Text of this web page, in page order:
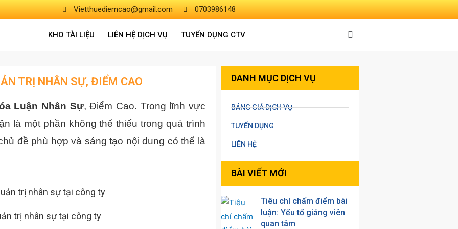
Vietthuediemcao@gmail.com 0703986148
KHO TÀI LIỆU LIÊN HỆ DỊCH VỤ TUYỂN DỤNG CTV
TRỊ NHÂN SỰ, ĐIỂM CAO
Luận Nhân Sự, Điểm Cao. Trong lĩnh vực
là một phần không thể thiếu trong quá trình
đề phù hợp và sáng tạo nội dung có thể là
trị nhân sự tại công ty
DANH MỤC DỊCH VỤ
BẢNG GIÁ DỊCH VỤ
TUYỂN DỤNG
LIÊN HỆ
BÀI VIẾT MỚI
Tiêu chí chấm điểm bài
luận: Yếu tố giảng viên
quan tâm